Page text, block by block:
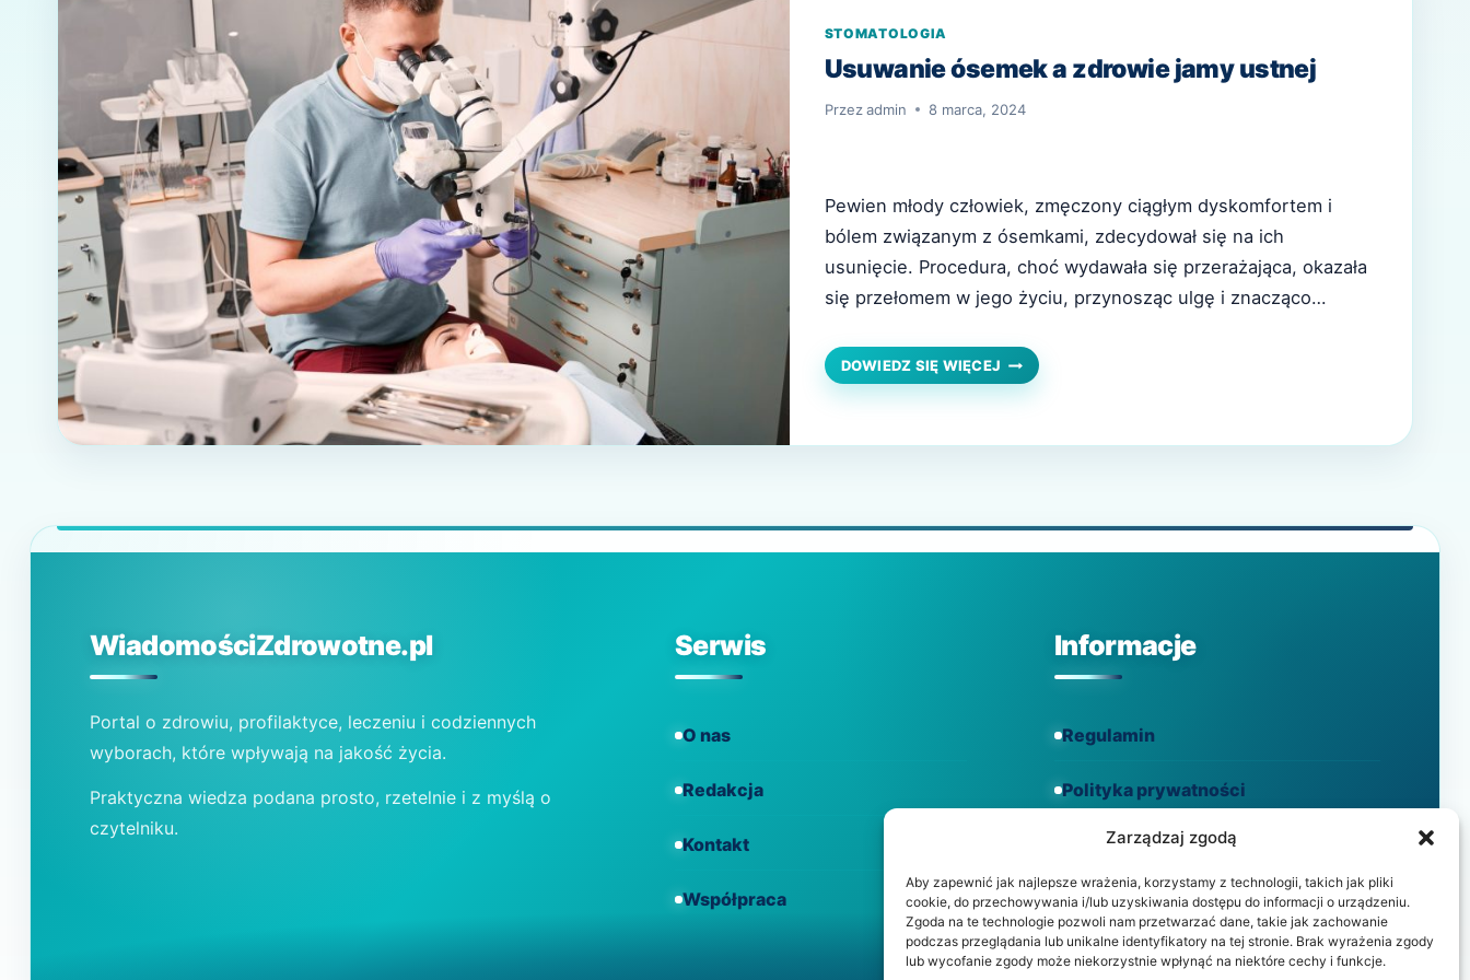
Zarządzaj zgodą
Aby zapewnić jak najlepsze wrażenia, korzystamy z technologii, takich jak pliki
cookie, do przechowywania i/lub uzyskiwania dostępu do informacji o urządzeniu.
Zgoda na te technologie pozwoli nam przetwarzać dane, takie jak zachowanie
podczas przeglądania lub unikalne identyfikatory na tej stronie. Brak wyrażenia zgody
lub wycofanie zgody może niekorzystnie wpłynąć na niektóre cechy i funkcje.
STOMATOLOGIA
Usuwanie ósemek a zdrowie jamy ustnej
Przez admin 8 marca, 2024
Pewien młody człowiek, zmęczony ciągłym dyskomfortem i
bólem związanym z ósemkami, zdecydował się na ich
usunięcie. Procedura, choć wydawała się przerażająca, okazała
się przełomem w jego życiu, przynosząc ulgę i znacząco
jak ważne jest zrozumienie roli, jaką ósemki odgrywają w
naszym ustroju i dlaczego ich ekstrakcja może…
DOWIEDZ SIĘ WIĘCEJ USUWANIE
ÓSEMEK
JAMY
WiadomościZdrowotne.pl
Portal o zdrowiu, profilaktyce, leczeniu i codziennych
wyborach, które wpływają na jakość życia.
Praktyczna wiedza podana prosto, rzetelnie i z myślą o
czytelniku.
Serwis
O nas
Redakcja
Kontakt
Współpraca
Informacje
Regulamin
Polityka prywatności
Polityka cookies